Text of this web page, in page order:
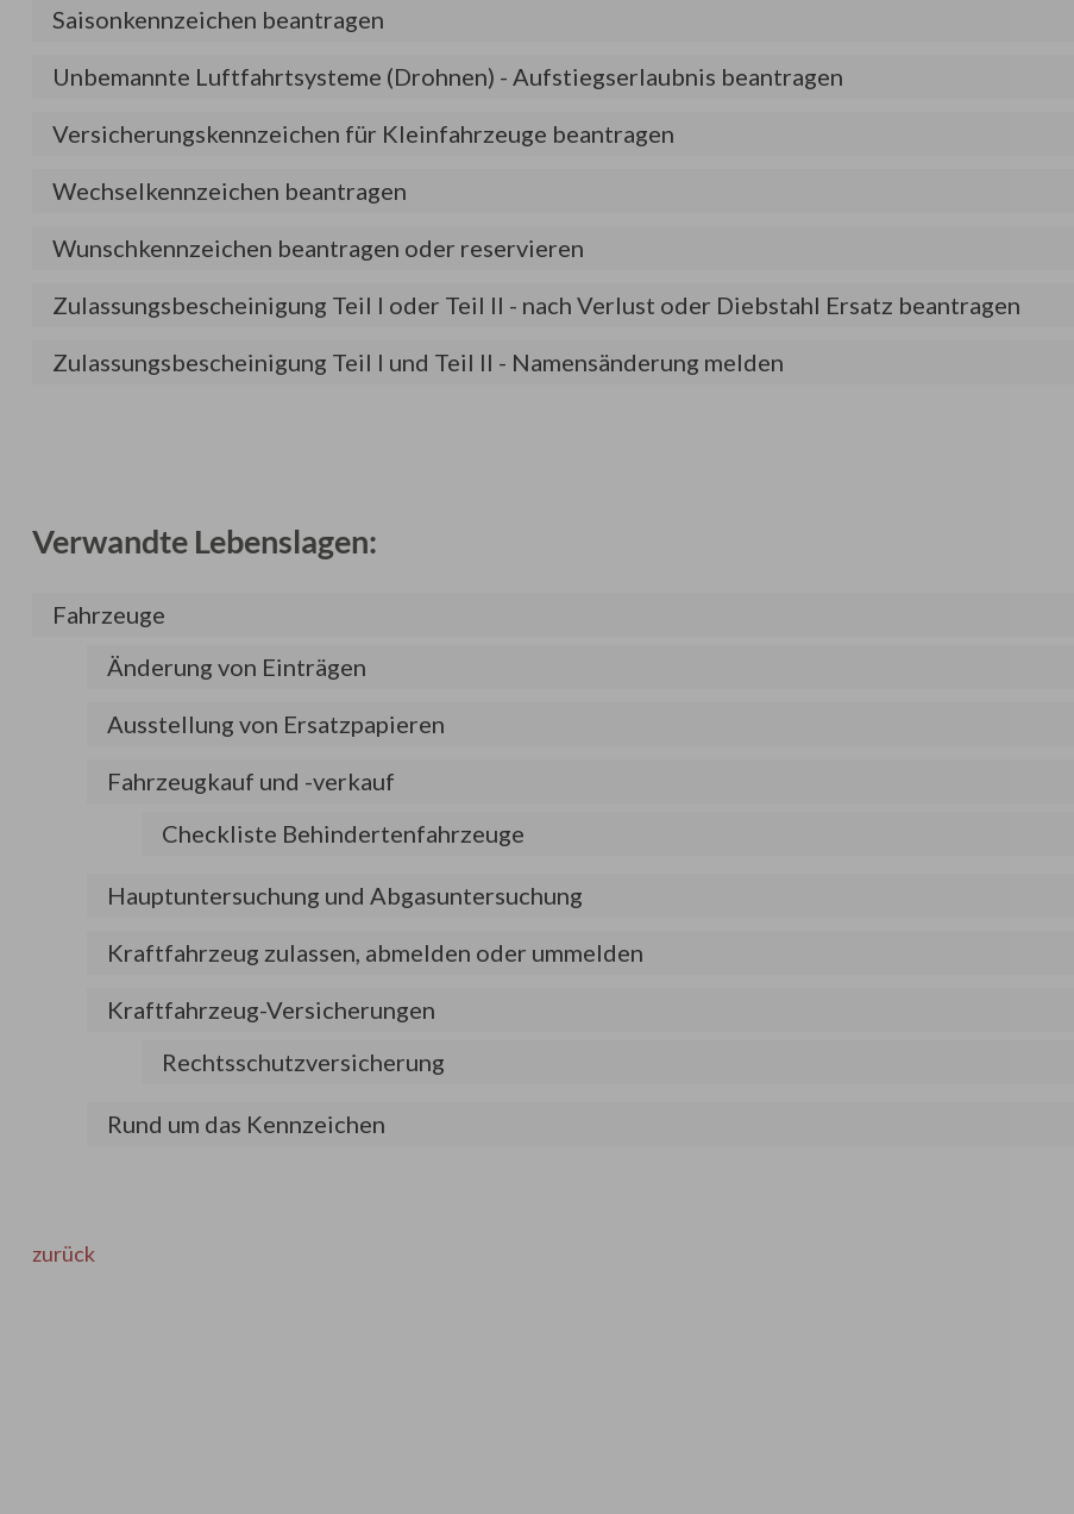
Saisonkennzeichen beantragen
Unbemannte Luftfahrtsysteme (Drohnen) - Aufstiegserlaubnis beantragen
Versicherungskennzeichen für Kleinfahrzeuge beantragen
Wechselkennzeichen beantragen
Wunschkennzeichen beantragen oder reservieren
Zulassungsbescheinigung Teil I oder Teil II - nach Verlust oder Diebstahl Ersatz beantragen
Zulassungsbescheinigung Teil I und Teil II - Namensänderung melden
Verwandte Lebenslagen:
Fahrzeuge
Änderung von Einträgen
Ausstellung von Ersatzpapieren
Fahrzeugkauf und -verkauf
Checkliste Behindertenfahrzeuge
Hauptuntersuchung und Abgasuntersuchung
Kraftfahrzeug zulassen, abmelden oder ummelden
Kraftfahrzeug-Versicherungen
Rechtsschutzversicherung
Rund um das Kennzeichen
zurück